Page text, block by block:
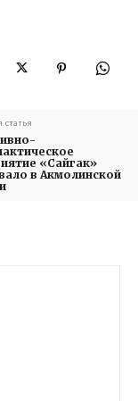
«Сайгак»
в Акмолинской